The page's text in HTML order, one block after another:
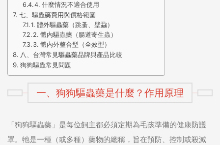
4. 什麼情況不適合使用
七、驅蟲藥費用與價格範圍
1. 體外驅蟲藥（跳蚤、壁蝨）
2. 體內驅蟲藥（腸道寄生蟲）
3. 體內外整合型（全效型）
八、台灣常見驅蟲藥品牌與產品比較
狗狗驅蟲常見問題
一、狗狗驅蟲藥是什麼？作用原理
「狗狗驅蟲藥」是每位飼主都必須定期為毛孩準備的健康防護
罩。牠是一種（或多種）藥物的總稱，旨在預防、控制或殺滅